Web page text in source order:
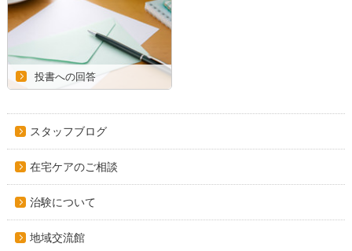
投書への回答
スタッフブログ
在宅ケアのご相談
治験について
地域交流館